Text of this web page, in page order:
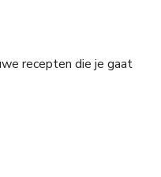
recepten die je gaat